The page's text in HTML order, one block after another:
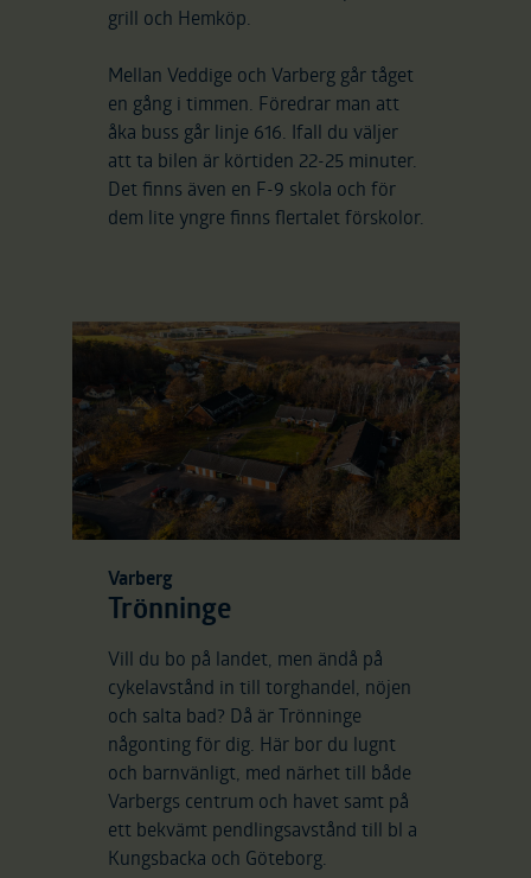
grill och Hemköp.
Mellan Veddige och Varberg går tåget
en gång i timmen. Föredrar man att
åka buss går linje 616. Ifall du väljer
att ta bilen är körtiden 22-25 minuter.
Det finns även en F-9 skola och för
dem lite yngre finns flertalet förskolor.
Varberg
Trönninge
Vill du bo på landet, men ändå på
cykelavstånd in till torghandel, nöjen
och salta bad? Då är Trönninge
någonting för dig. Här bor du lugnt
och barnvänligt, med närhet till både
Varbergs centrum och havet samt på
ett bekvämt pendlingsavstånd till bl a
Kungsbacka och Göteborg.